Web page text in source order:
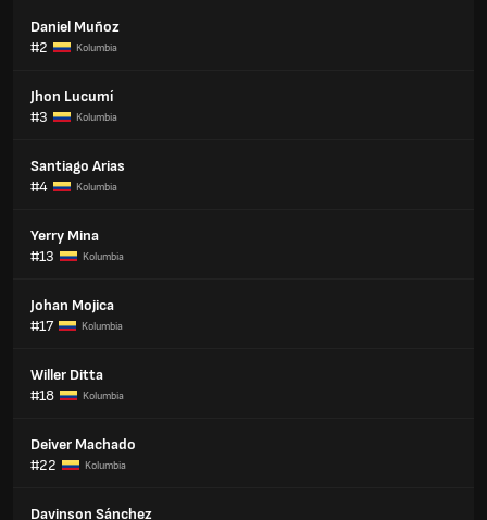
Daniel Muñoz
#2
Kolumbia
Jhon Lucumí
#3
Kolumbia
Santiago Arias
#4
Kolumbia
Yerry Mina
#13
Kolumbia
Johan Mojica
#17
Kolumbia
Willer Ditta
#18
Kolumbia
Deiver Machado
#22
Kolumbia
Davinson Sánchez